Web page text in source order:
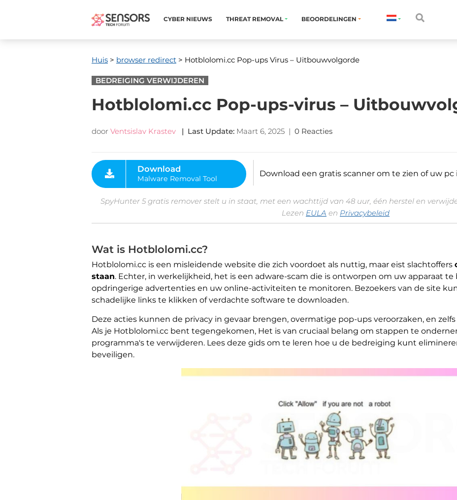
CYBER ​​NIEUWS THREAT REMOVAL BEOORDELINGEN
Huis > browser redirect > Hotblolomi.cc Pop-ups Virus – Uitbouwvolgorde
BEDREIGING VERWIJDEREN
Hotblolomi.cc Pop-ups-virus –
door Ventsislav Krastev | Last Update: Maart 6, 2025 | 0 Reacties
Malware Removal Tool
Download een gratis scanner om te zien of uw pc
SpyHunter 5 gratis remover stelt u in staat, met een wachttijd van 48 uur, één herstel en
Lezen EULA en Privacybeleid
Wat is Hotblolomi.cc?
Hotblolomi.cc is een misleidende website die zich voordoet als nuttig, maar eist slachtoffers
staan. Echter, in werkelijkheid, het is een adware-scam die is ontworpen om uw apparaat
opdringerige advertenties en uw online-activiteiten te monitoren. Bezoekers van de site
schadelijke links te klikken of verdachte software te downloaden.
Deze acties kunnen de privacy in gevaar brengen, overmatige pop-ups veroorzaken, en
Als je Hotblolomi.cc bent tegengekomen, Het is van cruciaal belang om stappen te
programma's te verwijderen. Lees deze gids om te leren hoe u de bedreiging kunt
beveiligen.